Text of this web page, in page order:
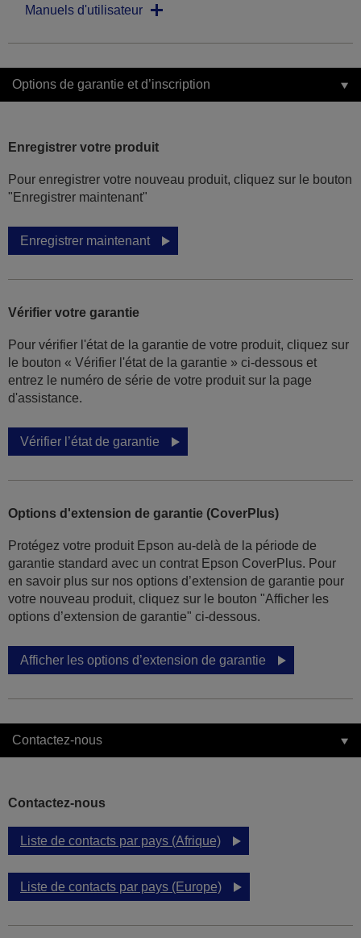
Manuels d'utilisateur
Options de garantie et d’inscription
Enregistrer votre produit
Pour enregistrer votre nouveau produit, cliquez sur le bouton
"Enregistrer maintenant"
Enregistrer maintenant
Vérifier votre garantie
Pour vérifier l'état de la garantie de votre produit, cliquez sur
le bouton « Vérifier l'état de la garantie » ci-dessous et
entrez le numéro de série de votre produit sur la page
d'assistance.
Vérifier l’état de garantie
Options d'extension de garantie (CoverPlus)
Protégez votre produit Epson au-delà de la période de
garantie standard avec un contrat Epson CoverPlus. Pour
en savoir plus sur nos options d’extension de garantie pour
votre nouveau produit, cliquez sur le bouton "Afficher les
options d’extension de garantie" ci-dessous.
Afficher les options d’extension de garantie
Contactez-nous
Contactez-nous
Liste de contacts par pays (Afrique)
Liste de contacts par pays (Europe)